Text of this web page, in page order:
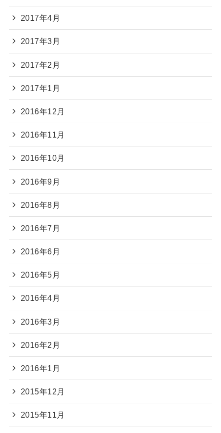
2017年4月
2017年3月
2017年2月
2017年1月
2016年12月
2016年11月
2016年10月
2016年9月
2016年8月
2016年7月
2016年6月
2016年5月
2016年4月
2016年3月
2016年2月
2016年1月
2015年12月
2015年11月